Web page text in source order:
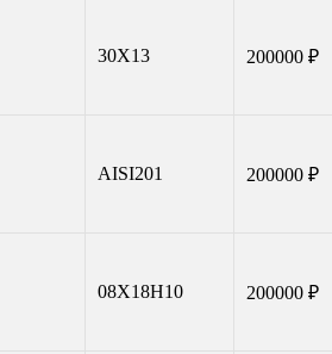
30Х13 200000 ₽
AISI201 200000 ₽
08Х18Н10 200000 ₽